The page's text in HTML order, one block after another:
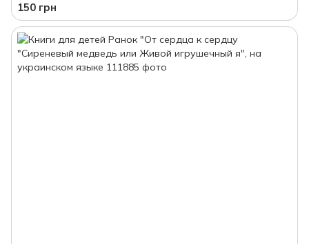
150 грн